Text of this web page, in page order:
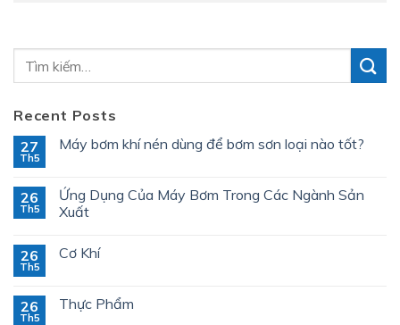
Recent Posts
27
Th5
Máy bơm khí nén dùng để bơm sơn loại nào tốt?
26
Th5
Ứng Dụng Của Máy Bơm Trong Các Ngành Sản
Xuất
26
Th5
Cơ Khí
26
Th5
Thực Phẩm